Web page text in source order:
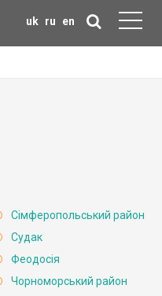
uk ru en
Сімферопольський район
Судак
Феодосія
Чорноморський район